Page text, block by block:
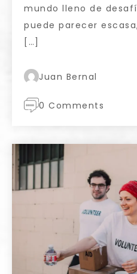
mundo lleno de
puede parecer
[…]
Juan Bernal
0 Comments